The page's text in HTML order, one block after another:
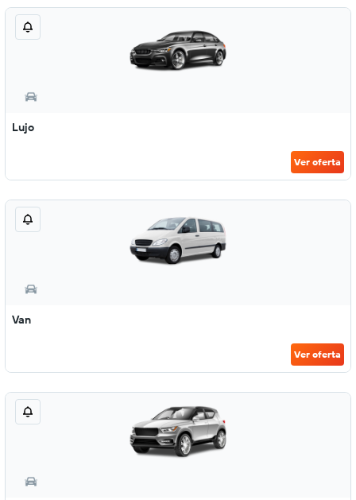
Lujo
Ver oferta
Van
Ver oferta